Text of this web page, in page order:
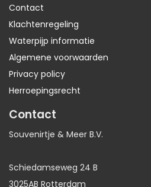
Contact
Klachtenregeling
Waterpijp informatie
Algemene voorwaarden
Privacy policy
Herroepingsrecht
Contact
Souvenirtje & Meer B.V.
Schiedamseweg 24 B
3025AB Rotterdam